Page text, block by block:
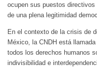
ocupen sus puestos
de una plena legitimidad
En el contexto de la crisis de
México, la CNDH está
todos los derechos humanos
indivisibilidad e